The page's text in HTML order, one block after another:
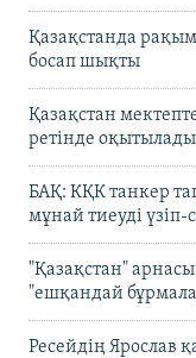
Қазақстанда
босап шықты
Қазақстан
ретінде оқытылады
БАҚ: КҚК танкер
мұнай тиеуді үзіп-
"Қазақстан"
"ешқандай
Ресейдің Ярослав